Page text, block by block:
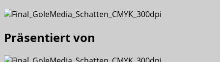
Präsentiert von